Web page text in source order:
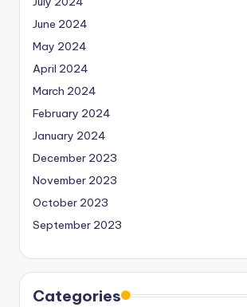
June 2024
May 2024
April 2024
March 2024
February 2024
January 2024
December 2023
November 2023
October 2023
September 2023
Categories